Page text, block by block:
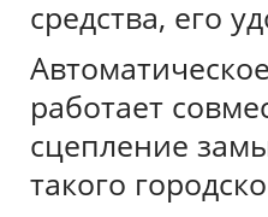
средства, его
работает
сцепление
такого